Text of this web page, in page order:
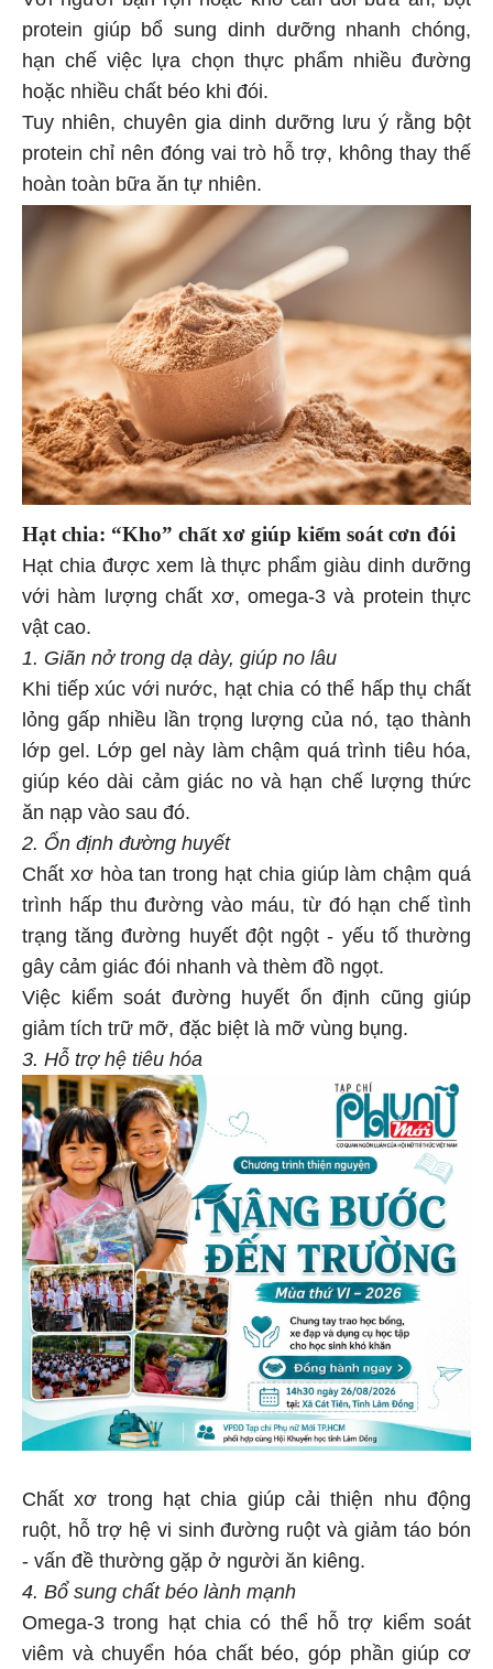
protein giúp bổ sung dinh dưỡng nhanh chóng,
hạn chế việc lựa chọn thực phẩm nhiều đường
hoặc nhiều chất béo khi đói.
Tuy nhiên, chuyên gia dinh dưỡng lưu ý rằng bột
protein chỉ nên đóng vai trò hỗ trợ, không thay thế
hoàn toàn bữa ăn tự nhiên.
Hạt chia: “Kho” chất xơ giúp kiểm soát cơn đói
Hạt chia được xem là thực phẩm giàu dinh dưỡng
với hàm lượng chất xơ, omega-3 và protein thực
vật cao.
1. Giãn nở trong dạ dày, giúp no lâu
Khi tiếp xúc với nước, hạt chia có thể hấp thụ chất
lỏng gấp nhiều lần trọng lượng của nó, tạo thành
lớp gel. Lớp gel này làm chậm quá trình tiêu hóa,
giúp kéo dài cảm giác no và hạn chế lượng thức
ăn nạp vào sau đó.
2. Ổn định đường huyết
Chất xơ hòa tan trong hạt chia giúp làm chậm quá
trình hấp thu đường vào máu, từ đó hạn chế tình
trạng tăng đường huyết đột ngột - yếu tố thường
gây cảm giác đói nhanh và thèm đồ ngọt.
Việc kiểm soát đường huyết ổn định cũng giúp
giảm tích trữ mỡ, đặc biệt là mỡ vùng bụng.
3. Hỗ trợ hệ tiêu hóa
Chất xơ trong hạt chia giúp cải thiện nhu động
ruột, hỗ trợ hệ vi sinh đường ruột và giảm táo bón
- vấn đề thường gặp ở người ăn kiêng.
4. Bổ sung chất béo lành mạnh
Omega-3 trong hạt chia có thể hỗ trợ kiểm soát
viêm và chuyển hóa chất béo, góp phần giúp cơ